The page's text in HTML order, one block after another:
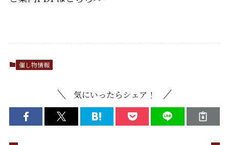
催し物情報
気にいったらシェア！